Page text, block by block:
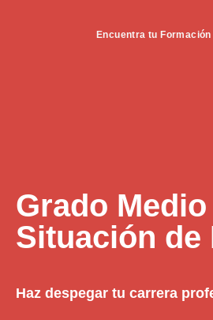
Encuentra tu
Grado
Situación de
Haz despegar tu carrera